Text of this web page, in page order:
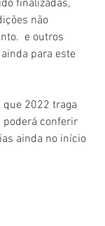
finalizadas,
não
e outros
para este
que 2022 traga
poderá conferir
ainda no início